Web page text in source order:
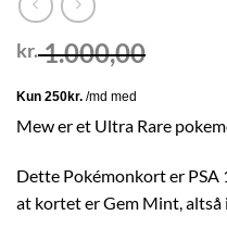
kr.1.000,00
Mew er et Ultra Rare
Dette Pokémonkort er
at kortet er Gem Mint, altså